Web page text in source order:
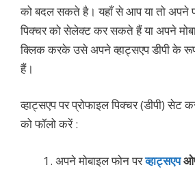
को बदल सकते है। यहाँ से आप या तो अपने
पिक्चर को सेलेक्ट कर सकते हैं या अपने
क्लिक करके उसे अपने व्हाट्सएप डीपी के
हैं।
व्हाट्सएप पर प्रोफाइल पिक्चर (डीपी) सेट
को फॉलो करें :
अपने मोबाइल फोन परव्हाट्सएप